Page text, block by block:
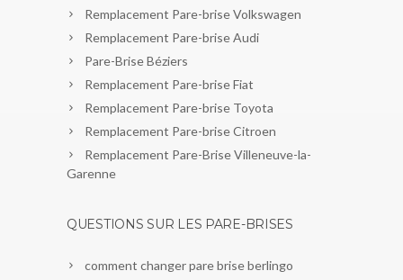
Remplacement Pare-brise Volkswagen
Remplacement Pare-brise Audi
Pare-Brise Béziers
Remplacement Pare-brise Fiat
Remplacement Pare-brise Toyota
Remplacement Pare-brise Citroen
Remplacement Pare-Brise Villeneuve-la-
Garenne
QUESTIONS SUR LES PARE-BRISES
comment changer pare brise berlingo